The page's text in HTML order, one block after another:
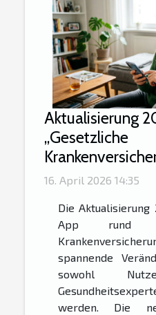
Aktualisierung
„Gesetzliche
16. April 2026 14:35
Die
App rund
spannende
sowohl
werden. Die